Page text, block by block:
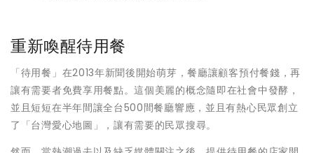
重新喚醒待用餐
「待用餐」在2013年新聞後開始萌芽，餐廳讓顧客預付餐錢，再
讓有需要者免費享用餐點。這個美麗的概念隨即在社會中發酵，
並且短短在半年間讓全台500間餐廳響應，並且有熱心民眾創立
了「台灣愛心地圖」，讓有需要的民眾搜尋。